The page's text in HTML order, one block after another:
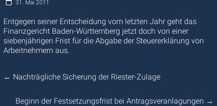
31. Mai 2011
Entgegen seiner Entscheidung vom letzten Jahr geht das
Finanzgericht Baden-Württemberg jetzt doch von einer
siebenjährigen Frist für die Abgabe der Steuererklärung von
Arbeitnehmern aus.
← Nachträgliche Sicherung der Riester-Zulage
Beginn der Festsetzungsfrist bei Antragsveranlagungen →